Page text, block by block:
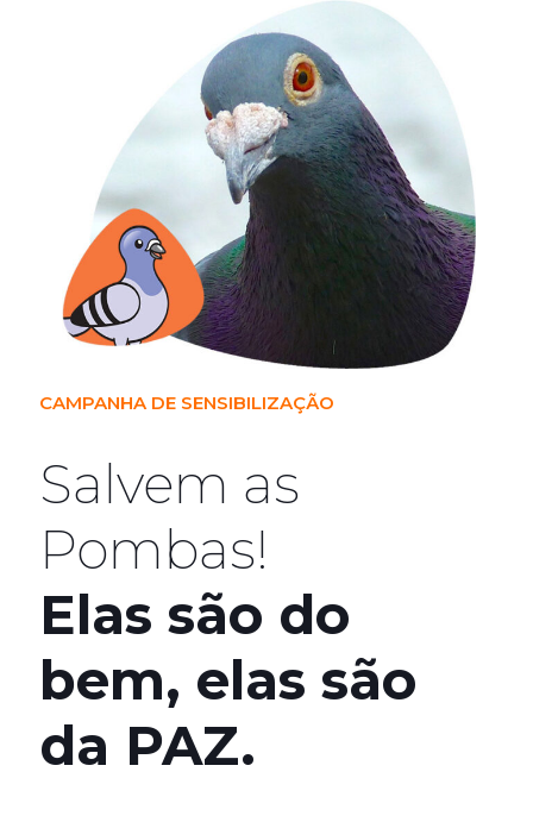
CAMPANHA DE SENSIBILIZAÇÃO
Salvem as
Pombas!
Elas são do
bem, elas são
da PAZ.